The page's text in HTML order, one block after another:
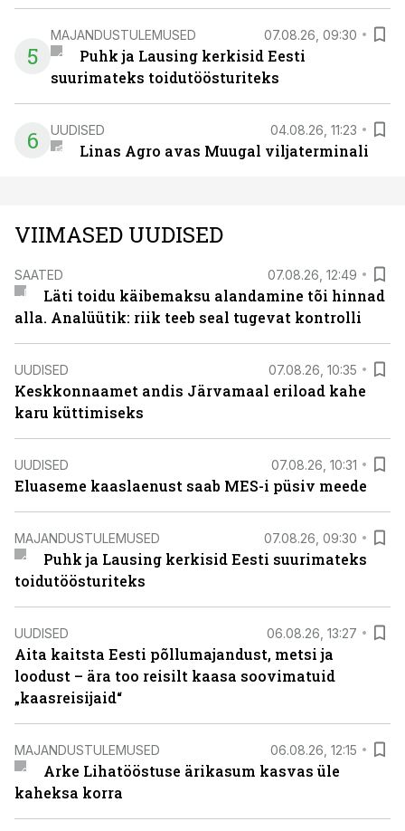
5
MAJANDUSTULEMUSED 07.08.26, 09:30
Puhk ja Lausing kerkisid Eesti
suurimateks toidutöösturiteks
6 UUDISED 04.08.26, 11:23
Linas Agro avas Muugal viljaterminali
VIIMASED UUDISED
SAATED 07.08.26, 12:49
Läti toidu käibemaksu alandamine tõi hinnad
alla. Analüütik: riik teeb seal tugevat kontrolli
UUDISED 07.08.26, 10:35
Keskkonnaamet andis Järvamaal eriload kahe
karu küttimiseks
UUDISED 07.08.26, 10:31
Eluaseme kaaslaenust saab MES-i püsiv meede
MAJANDUSTULEMUSED 07.08.26, 09:30
Puhk ja Lausing kerkisid Eesti suurimateks
toidutöösturiteks
UUDISED 06.08.26, 13:27
Aita kaitsta Eesti põllumajandust, metsi ja
loodust – ära too reisilt kaasa soovimatuid
„kaasreisijaid“
MAJANDUSTULEMUSED 06.08.26, 12:15
Arke Lihatööstuse ärikasum kasvas üle
kaheksa korra